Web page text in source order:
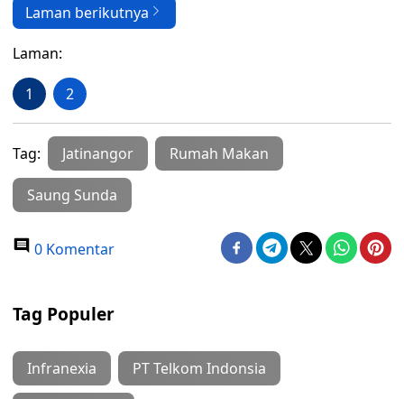
Laman berikutnya
Laman:
1 2
Tag: Jatinangor Rumah Makan
Saung Sunda
0 Komentar
Tag Populer
Infranexia PT Telkom Indonsia